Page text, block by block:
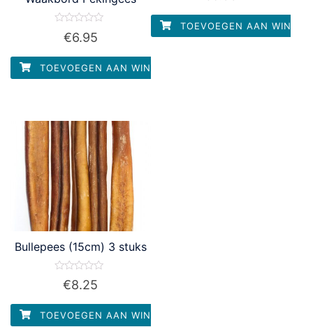
Waardering
5
€6.95
TOEVOEGEN AAN WINKELWAGEN
5
TOEVOEGEN AAN
Bullepees (15cm) 3 stuks
Waardering
5
€8.25
TOEVOEGEN AAN WINKELWAGEN